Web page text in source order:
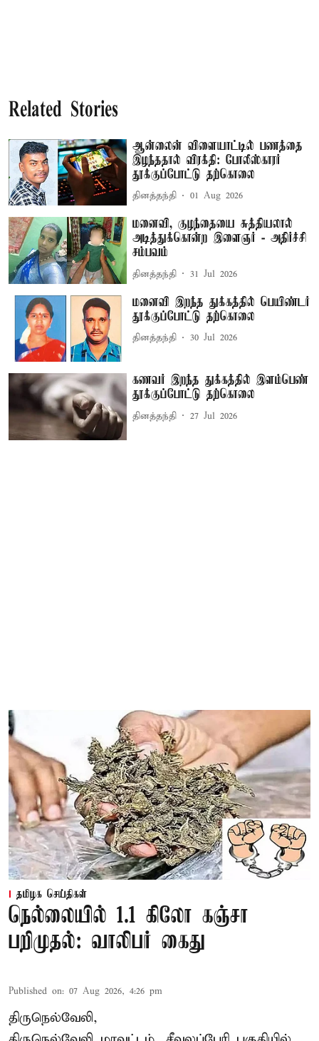
Related Stories
ஆன்லைன் விளையாட்டில் பணத்தை
இழந்ததால் விரக்தி: போலீஸ்காரர்
தூக்குப்போட்டு தற்கொலை
தினத்தந்தி 01 Aug 2026
மனைவி, குழந்தையை சுத்தியலால்
அடித்துக்கொன்ற இளைஞர் - அதிர்ச்சி
சம்பவம்
தினத்தந்தி 31 Jul 2026
மனைவி இறந்த துக்கத்தில் பெயிண்டர்
தூக்குப்போட்டு தற்கொலை
தினத்தந்தி 30 Jul 2026
கணவர் இறந்த துக்கத்தில் இளம்பெண்
தூக்குப்போட்டு தற்கொலை
தினத்தந்தி 27 Jul 2026
தமிழக செய்திகள்
நெல்லையில் 1.1 கிலோ கஞ்சா
பறிமுதல்: வாலிபர் கைது
Published on: 07 Aug 2026, 4:26 pm
திருநெல்வேலி,